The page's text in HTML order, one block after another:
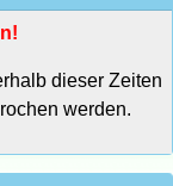
dieser Zeiten
werden.